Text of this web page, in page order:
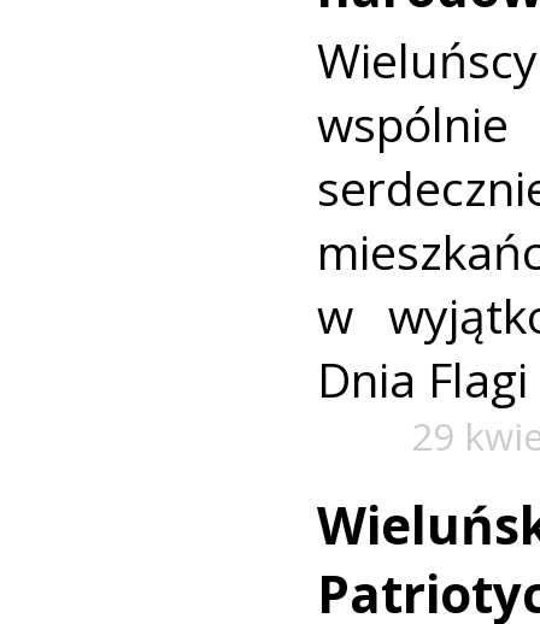
w
Dnia Flagi
29